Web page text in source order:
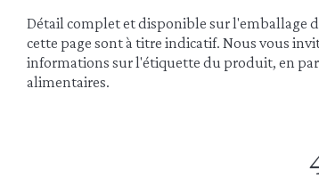
Détail complet et disponible sur l'emballage
cette page sont à titre indicatif. Nous vous
informations sur l'étiquette du produit, en
alimentaires.